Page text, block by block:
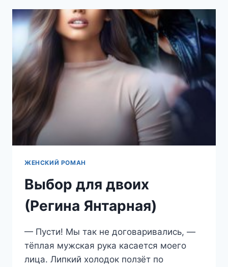
(РЕГИНА
ЯНТАРНАЯ)
ЖЕНСКИЙ РОМАН
Выбор для двоих
(Регина Янтарная)
— Пусти! Мы так не договаривались, —
тёплая мужская рука касается моего
лица. Липкий холодок ползёт по